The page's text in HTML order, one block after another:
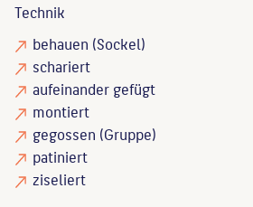
Technik
behauen (Sockel)
schariert
aufeinander gefügt
montiert
gegossen (Gruppe)
patiniert
ziseliert